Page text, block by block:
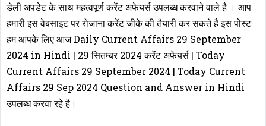
डेली अपडेट के साथ महत्वपूर्ण करेंट अफेयर्स उपलब्ध करवाने वाले है । आप
हमारी इस वेबसाइट पर रोजाना करेंट जीके की तैयारी कर सकते है इस पोस्ट
हम आपके लिए आज Daily Current Affairs 29 September
2024 in Hindi | 29 सितम्बर 2024 करेंट अफेयर्स | Today
Current Affairs 29 September 2024 | Today Current
Affairs 29 Sep 2024 Question and Answer in Hindi
उपलब्ध करवा रहे है।